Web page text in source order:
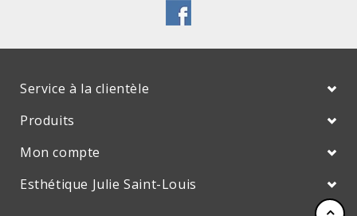
Service à la clientèle
Produits
Mon compte
Esthétique Julie Saint-Louis